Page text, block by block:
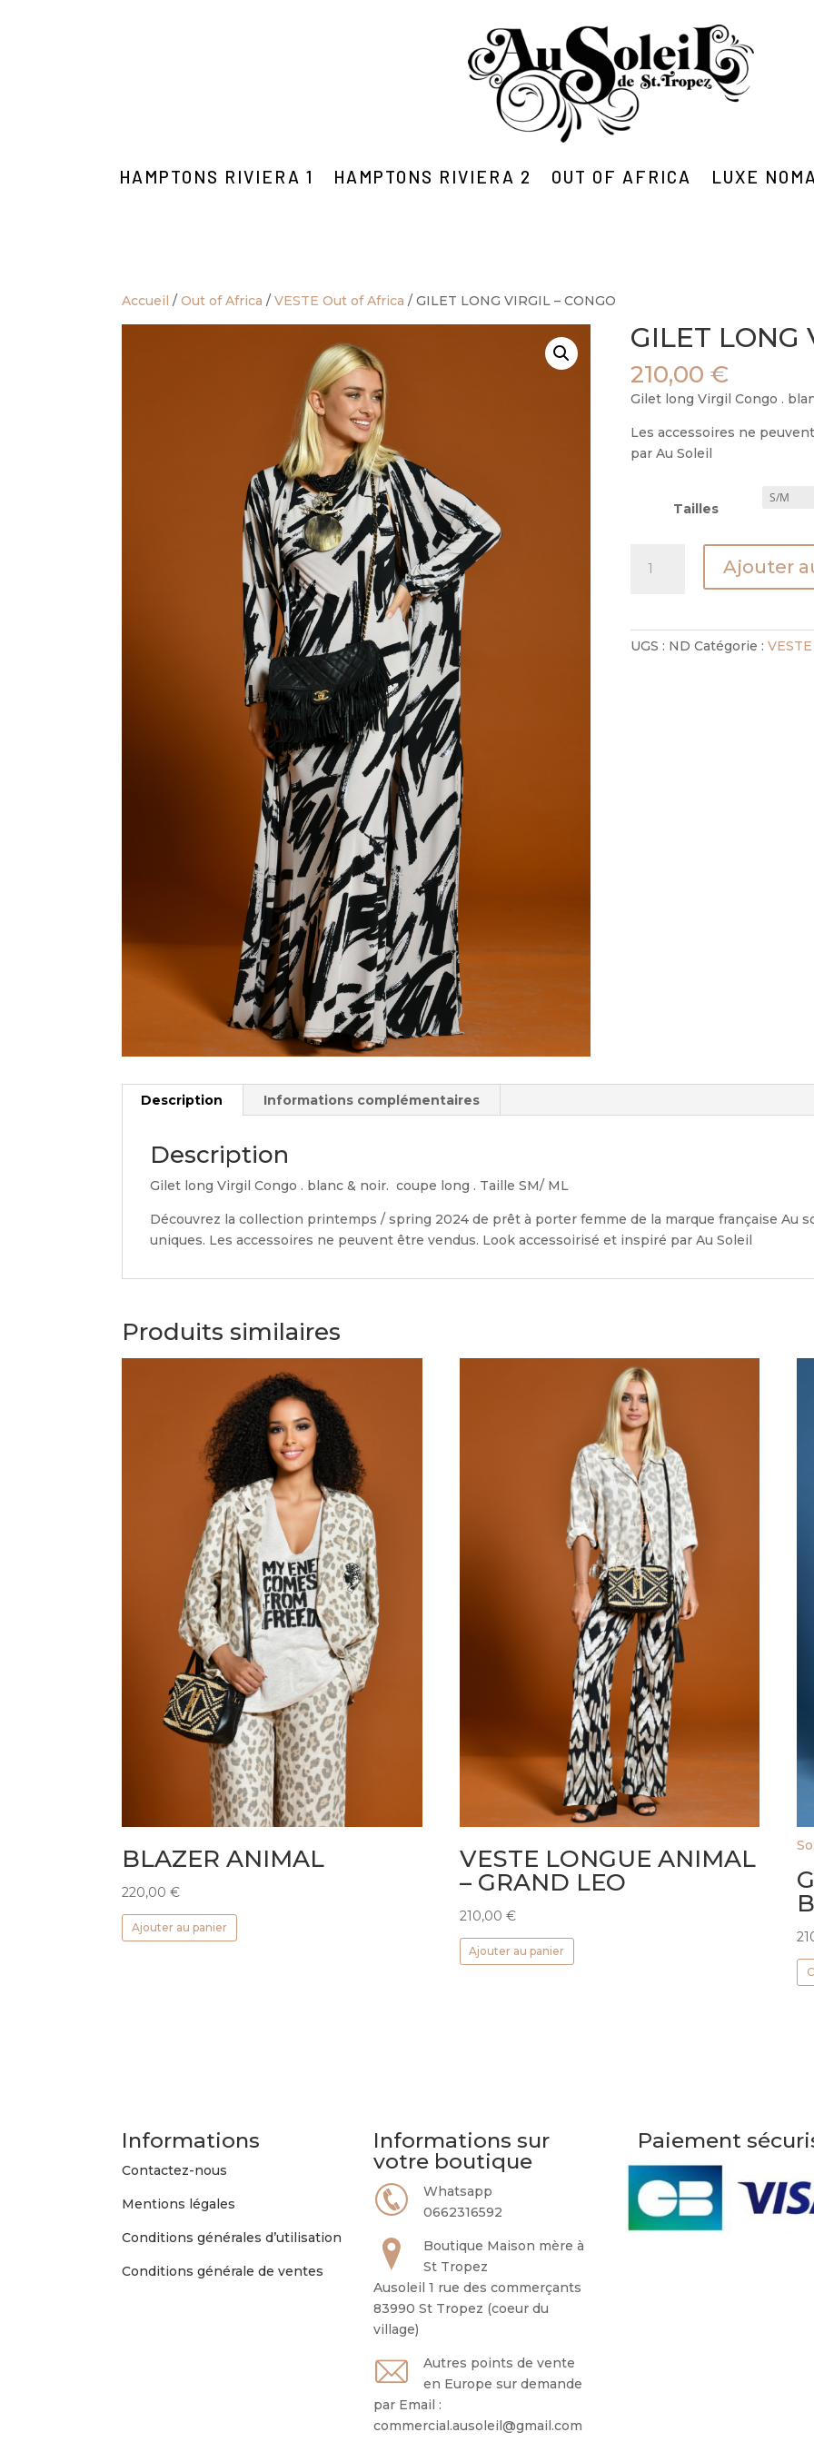
HAMPTONS RIVIERA 1 HAMPTONS RIVIERA 2 OUT OF AFRICA LUXE
Accueil /Out of Africa /VESTE Out of Africa / GILET LONG VIRGIL – CONGO
GILET LONG
210,00 €
Gilet long Virgil Congo .
Les accessoires ne
par Au Soleil
Tailles
Ajouter
UGS : ND Catégorie :
Description Informations complémentaires
Description
Gilet long Virgil Congo . blanc & noir. coupe long . Taille SM/ ML
Découvrez la collection printemps / spring 2024 de prêt à porter femme de la marque française Au
uniques. Les accessoires ne peuvent être vendus. Look accessoirisé et inspiré par Au Soleil
Produits similaires
BLAZER ANIMAL
220,00€
Ajouter au panier
VESTE LONGUE ANIMAL
– GRAND LEO
210,00 €
Ajouter au panier
Informations
Contactez-nous
Mentions légales
Conditions générales d’utilisation
Conditions générale de ventes
Informations sur
votre boutique
Whatsapp
0662316592
Boutique Maison mère à
St Tropez
Ausoleil 1 rue des commerçants
83990 St Tropez (coeur du
village)
Autres points de vente
en Europe sur demande
par Email :
commercial.ausoleil@gmail.com
Paiement